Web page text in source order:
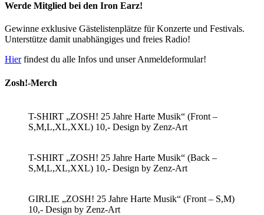
Werde Mitglied bei den Iron Earz!
Gewinne exklusive Gästelistenplätze für Konzerte und Festivals.
Unterstütze damit unabhängiges und freies Radio!
Hierfindest du alle Infos und unser Anmeldeformular!
Zosh!-Merch
T-SHIRT „ZOSH! 25 Jahre Harte Musik“ (Front –
S,M,L,XL,XXL) 10,- Design by Zenz-Art
T-SHIRT „ZOSH! 25 Jahre Harte Musik“ (Back –
S,M,L,XL,XXL) 10,- Design by Zenz-Art
GIRLIE „ZOSH! 25 Jahre Harte Musik“ (Front – S,M)
10,- Design by Zenz-Art